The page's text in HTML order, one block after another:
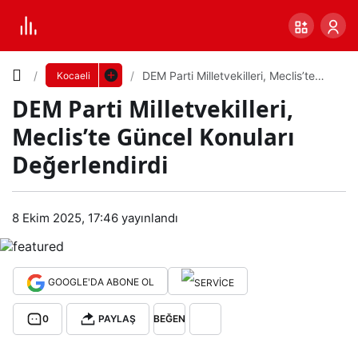
Kocaeli
DEM Parti Milletvekilleri, Meclis’te
DEM Parti Milletvekilleri,
Meclis’te Güncel Konuları
Değerlendirdi
8 Ekim 2025, 17:46 yayınlandı
GOOGLE'DA ABONE OL
0 PAYLAŞ BEĞEN
DE
Part
i
Yazı
Boyutunu
Ayarla
Varsayılana
0 PAYLAŞ